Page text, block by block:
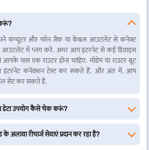
के लिए, टैक्स को छोड़कर शुल्क सहित कुल राशि वापस कर
लिस्ट कनेक्ट करें
साथ कुछ सबसे लोकप्रिय
कंप्यूटर और फोन जैक या केबल आउटलेट से कनेक्ट
आउटलेट में प्लग करें. अगर आप इंटरनेट से कई डिवाइस
पास एक राउटर होना चाहिए. मोडेम या राउटर बूट
इंटरनेट कनेक्शन टेस्ट कर सकते हैं. और अंत में, आप
सेट कर सकते हैं.
डेटा उपयोग कैसे चेक करूं?
अलावा रीचार्ज सेवाएं प्रदान कर रहा है?